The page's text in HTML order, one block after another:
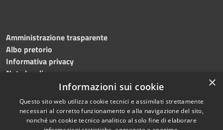
Amministrazione trasparente
Albo pretorio
Informativa privacy
Note legali
Dichiarazione di accessibilità
×
Informazioni sui cookie
Questo sito web utilizza cookie tecnici e assimilati strettamente
necessari al corretto funzionamento e alla navigazione del sito,
nonché un cookie tecnico analitico al solo fine di elaborare